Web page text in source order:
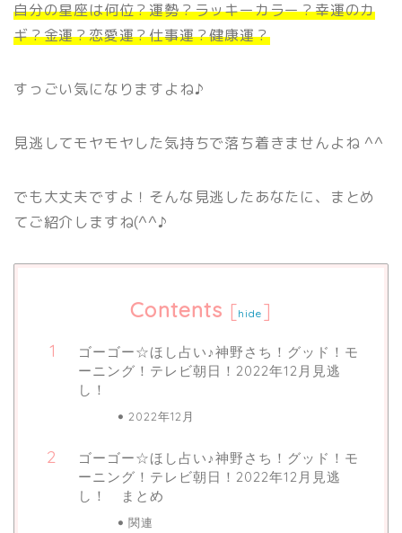
自分の星座は何位？運勢？ラッキーカラー？幸運のカ
ギ？金運？恋愛運？仕事運？健康運？
すっごい気になりますよね♪
見逃してモヤモヤした気持ちで落ち着きませんよね ^^
でも大丈夫ですよ！そんな見逃したあなたに、まとめ
てご紹介しますね(^^♪
Contents [hide ]
ゴーゴー☆ほし占い♪神野さち！グッド！モ
ーニング！テレビ朝日！2022年12月見逃
し！
2022年12月
ゴーゴー☆ほし占い♪神野さち！グッド！モ
ーニング！テレビ朝日！2022年12月見逃
し！ まとめ
関連